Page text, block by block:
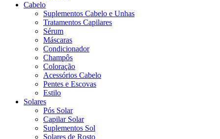
Cabelo
Suplementos Cabelo e Unhas
Tratamentos Capilares
Sérum
Máscaras
Condicionador
Champôs
Coloração
Acessórios Cabelo
Pentes e Escovas
Estilo
Solares
Pós Solar
Capilar Solar
Suplementos Sol
Solares de Rosto